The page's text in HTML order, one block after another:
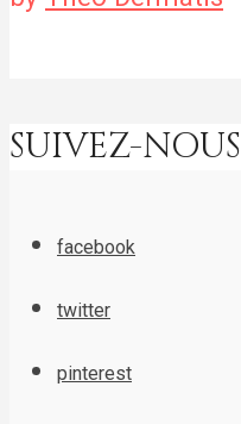
SUIVEZ-NOUS
facebook
twitter
pinterest